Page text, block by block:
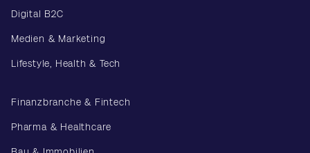
Digital B2C
Medien & Marketing
Lifestyle, Health & Tech
Finanzbranche & Fintech
Pharma & Healthcare